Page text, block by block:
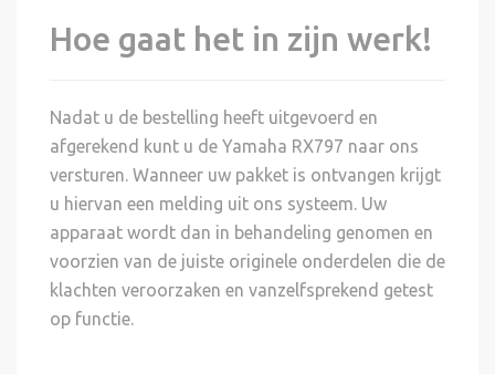
Hoe gaat het in zijn werk!
Nadat u de bestelling heeft uitgevoerd en
afgerekend kunt u de Yamaha RX797 naar ons
versturen. Wanneer uw pakket is ontvangen krijgt
u hiervan een melding uit ons systeem. Uw
apparaat wordt dan in behandeling genomen en
voorzien van de juiste originele onderdelen die de
klachten veroorzaken en vanzelfsprekend getest
op functie.